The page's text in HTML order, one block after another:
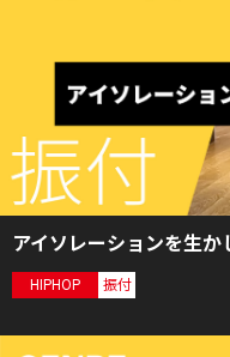
アイソレーションを生
HIPHOP 振付